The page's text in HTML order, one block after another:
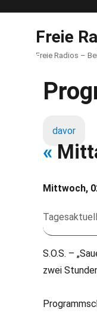
Freie
Freie Radios –
davor
«
Mittwoch,
S.O.S. –
zwei